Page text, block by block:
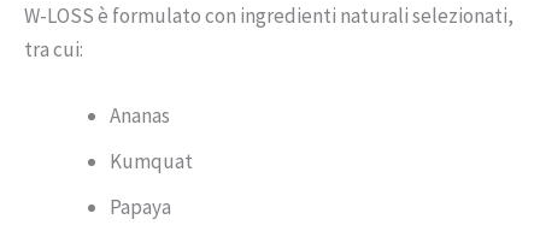
W-LOSS è formulato con ingredienti naturali selezionati,
tra cui:
Ananas
Kumquat
Papaya